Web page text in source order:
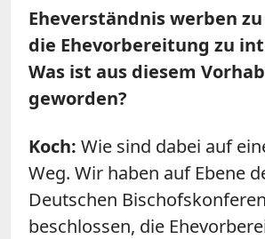
Eheverständnis werben
die Ehevorbereitung zu
Was ist aus diesem
geworden?
Koch: Wie sind dabei auf
Weg. Wir haben auf Ebene
Deutschen
beschlossen, die